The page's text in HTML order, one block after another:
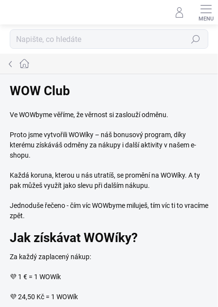
Hledat
Domů
WOW Club
Ve WOWbyme věříme, že věrnost si zaslouží odměnu.
Proto jsme vytvořili WOWíky – náš bonusový program, díky
kterému získáváš odměny za nákupy i další aktivity v našem e-
shopu.
Každá koruna, kterou u nás utratíš, se promění na WOWíky. A ty
pak můžeš využít jako slevu při dalším nákupu.
Jednoduše řečeno - čím víc WOWbyme miluješ, tím víc ti to vracíme
zpět.
Jak získávat WOWíky?
Za každý zaplacený nákup:
💜 1 € = 1 WOWík
💜 24,50 Kč = 1 WOWík